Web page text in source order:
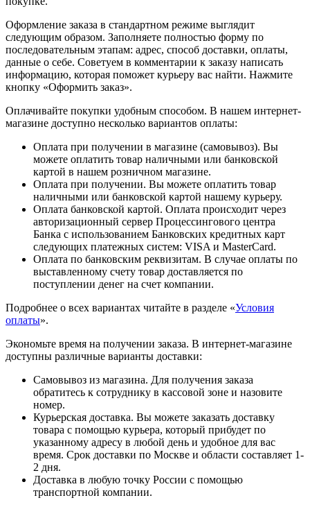
Оформление заказа в стандартном режиме выглядит
следующим образом. Заполняете полностью форму по
последовательным этапам: адрес, способ доставки, оплаты,
данные о себе. Советуем в комментарии к заказу написать
информацию, которая поможет курьеру вас найти. Нажмите
кнопку «Оформить заказ».
Оплачивайте покупки удобным способом. В нашем интернет-
магазине доступно несколько вариантов оплаты:
Оплата при получении в магазине (самовывоз). Вы
можете оплатить товар наличными или банковской
картой в нашем розничном магазине.
Оплата при получении. Вы можете оплатить товар
наличными или банковской картой нашему курьеру.
Оплата банковской картой. Оплата происходит через
авторизационный сервер Процессингового центра
Банка с использованием Банковских кредитных карт
следующих платежных систем: VISA и MasterCard.
Оплата по банковским реквизитам. В случае оплаты по
выставленному счету товар доставляется по
поступлении денег на счет компании.
Подробнее о всех вариантах читайте в разделе «Условия
оплаты».
Экономьте время на получении заказа. В интернет-магазине
доступны различные варианты доставки:
Самовывоз из магазина. Для получения заказа
обратитесь к сотруднику в кассовой зоне и назовите
номер.
Курьерская доставка. Вы можете заказать доставку
товара с помощью курьера, который прибудет по
указанному адресу в любой день и удобное для вас
время. Срок доставки по Москве и области составляет 1-
2 дня.
Доставка в любую точку России с помощью
транспортной компании.